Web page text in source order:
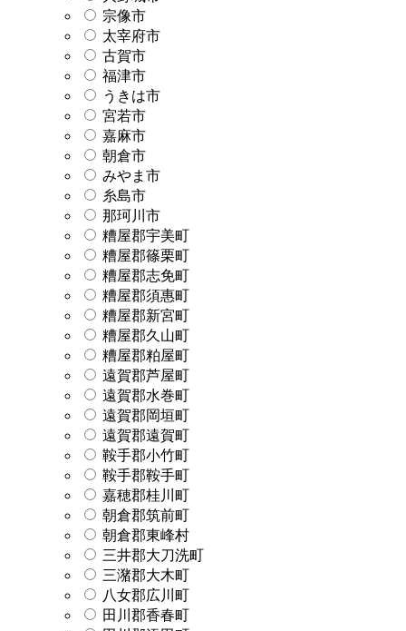
宗像市
太宰府市
古賀市
福津市
うきは市
宮若市
嘉麻市
朝倉市
みやま市
糸島市
那珂川市
糟屋郡宇美町
糟屋郡篠栗町
糟屋郡志免町
糟屋郡須惠町
糟屋郡新宮町
糟屋郡久山町
糟屋郡粕屋町
遠賀郡芦屋町
遠賀郡水巻町
遠賀郡岡垣町
遠賀郡遠賀町
鞍手郡小竹町
鞍手郡鞍手町
嘉穂郡桂川町
朝倉郡筑前町
朝倉郡東峰村
三井郡大刀洗町
三潴郡大木町
八女郡広川町
田川郡香春町